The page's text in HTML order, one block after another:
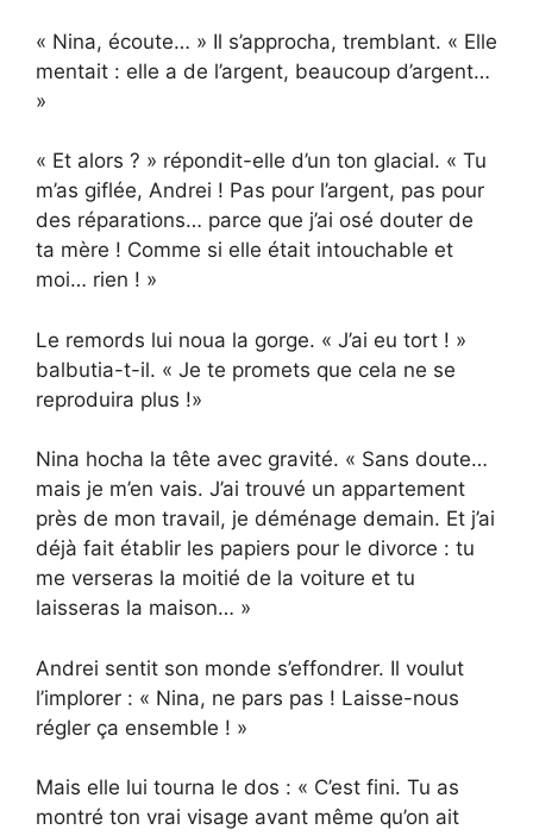
« Nina, écoute… » Il s’approcha, tremblant. « Elle
mentait : elle a de l’argent, beaucoup d’argent…
»
« Et alors ? » répondit-elle d’un ton glacial. « Tu
m’as giflée, Andrei ! Pas pour l’argent, pas pour
des réparations… parce que j’ai osé douter de
ta mère ! Comme si elle était intouchable et
moi… rien ! »
Le remords lui noua la gorge. « J’ai eu tort ! »
balbutia-t-il. « Je te promets que cela ne se
reproduira plus !»
Nina hocha la tête avec gravité. « Sans doute…
mais je m’en vais. J’ai trouvé un appartement
près de mon travail, je déménage demain. Et j’ai
déjà fait établir les papiers pour le divorce : tu
me verseras la moitié de la voiture et tu
laisseras la maison… »
Andrei sentit son monde s’effondrer. Il voulut
l’implorer : « Nina, ne pars pas ! Laisse-nous
régler ça ensemble ! »
Mais elle lui tourna le dos : « C’est fini. Tu as
montré ton vrai visage avant même qu’on ait